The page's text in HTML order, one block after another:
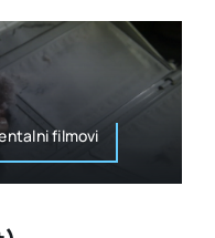
filmovi